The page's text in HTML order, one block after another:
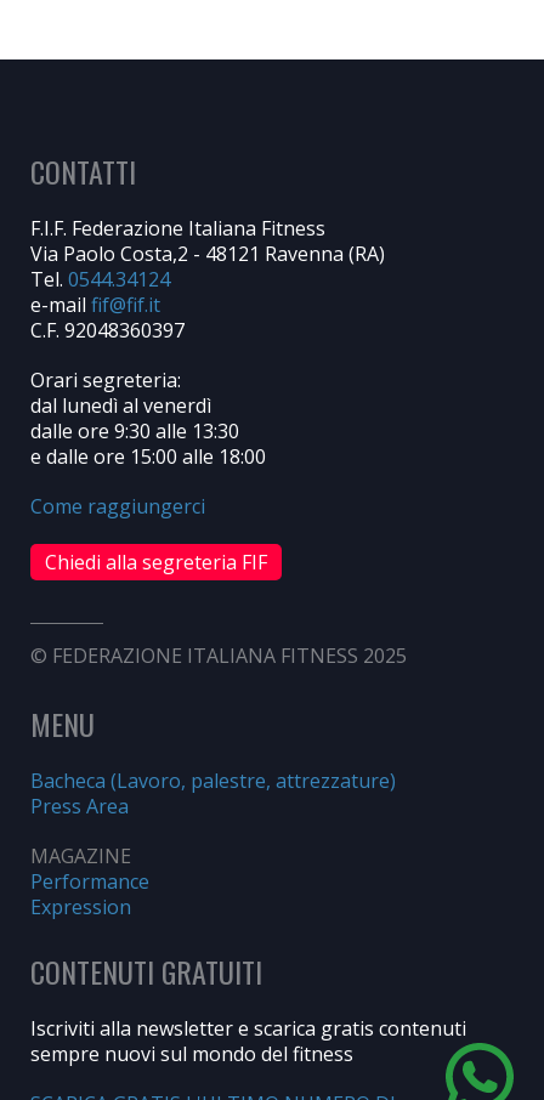
CONTATTI
F.I.F. Federazione Italiana Fitness
Via Paolo Costa,2 - 48121 Ravenna (RA)
Tel. 0544.34124
e-mail
C.F. 92048360397
Orari segreteria:
dal lunedì al venerdì
dalle ore 9:30 alle 13:30
e dalle ore 15:00 alle 18:00
Come raggiungerci
Chiedi alla segreteria FIF
© FEDERAZIONE ITALIANA FITNESS 2025
MENU
Bacheca (Lavoro, palestre, attrezzature)
Press Area
MAGAZINE
Performance
Expression
CONTENUTI GRATUITI
Iscriviti alla newsletter e scarica gratis contenuti
sempre nuovi sul mondo del fitness